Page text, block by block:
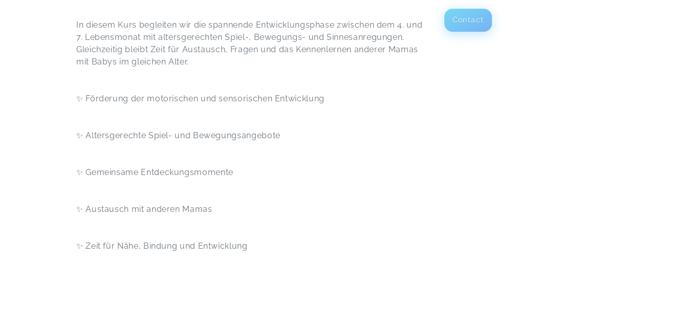
In diesem Kurs begleiten wir die spannende Entwicklungsphase zwischen dem 4. und
7. Lebensmonat mit altersgerechten Spiel-, Bewegungs- und Sinnesanregungen.
Gleichzeitig bleibt Zeit für Austausch, Fragen und das Kennenlernen anderer Mamas
mit Babys im gleichen Alter.
✨ Förderung der motorischen und sensorischen Entwicklung
✨ Altersgerechte Spiel- und Bewegungsangebote
✨ Gemeinsame Entdeckungsmomente
✨ Austausch mit anderen Mamas
✨ Zeit für Nähe, Bindung und Entwicklung
Contact